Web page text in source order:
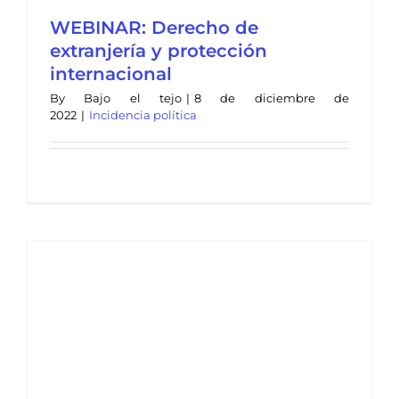
WEBINAR: Derecho de
extranjería y protección
internacional
By Bajo el tejo | 8 de diciembre de
2022 | Incidencia política